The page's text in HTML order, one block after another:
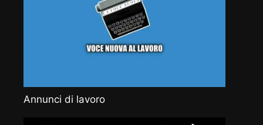
Annunci di lavoro